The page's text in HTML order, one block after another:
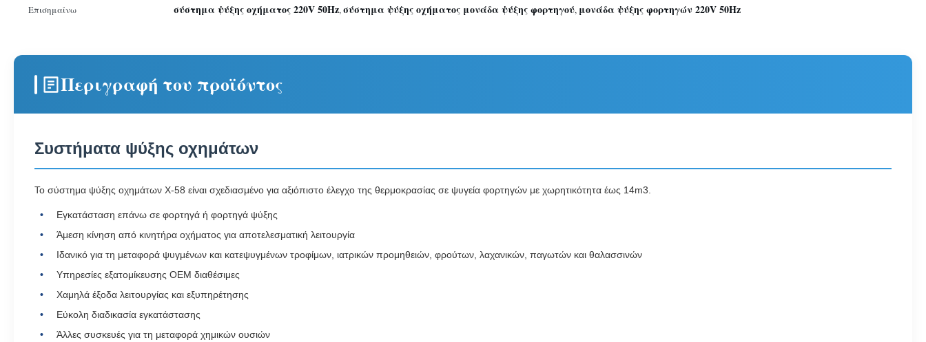
Επισημαίνω
σύστημα ψύξης οχήματος 220V 50Hz,σύστημα ψύξης οχήματος μονάδα ψύξης φορτηγού, μονάδα ψύξης φορτηγών 220V 50Hz
Περιγραφή του προϊόντος
Συστήματα ψύξης οχημάτων
Το σύστημα ψύξης οχημάτων X-58 είναι σχεδιασμένο για αξιόπιστο έλεγχο της θερμοκρασίας σε ψυγεία φορτηγών με χωρητικότητα έως 14m3.
Εγκατάσταση επάνω σε φορτηγά ή φορτηγά ψύξης
Άμεση κίνηση από κινητήρα οχήματος για αποτελεσματική λειτουργία
Ιδανικό για τη μεταφορά ψυγμένων και κατεψυγμένων τροφίμων, ιατρικών προμηθειών, φρούτων, λαχανικών, παγωτών και θαλασσινών
Υπηρεσίες εξατομίκευσης OEM διαθέσιμες
Χαμηλά έξοδα λειτουργίας και εξυπηρέτησης
Εύκολη διαδικασία εγκατάστασης
Άλλες συσκευές για τη μεταφορά χημικών ουσιών